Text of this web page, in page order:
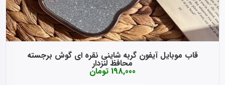
قاب موبایل آیفون گربه شاینی نقره ای گوش برجسته
محافظ لنزدار
198,000 تومان